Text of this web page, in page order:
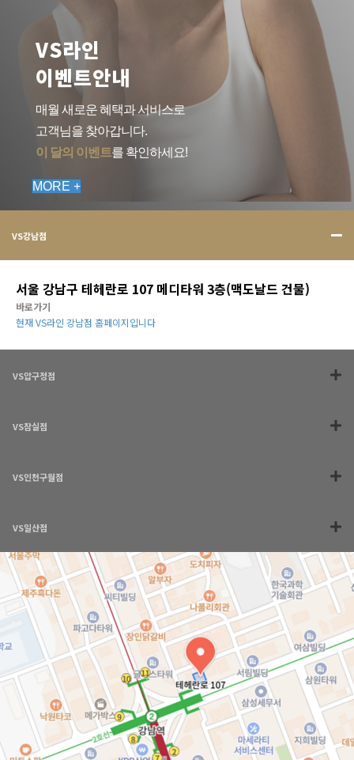
VS라인
이벤트안내
매월 새로운 혜택과 서비스로
고객님을 찾아갑니다.
이 달의 이벤트를 확인하세요!
MORE +
VS강남점
서울 강남구 테헤란로 107 메디타워 3층(맥도날드 건물)
바로가기
현재 VS라인 강남점 홈페이지입니다
VS압구정점
VS잠실점
VS인천구월점
VS일산점